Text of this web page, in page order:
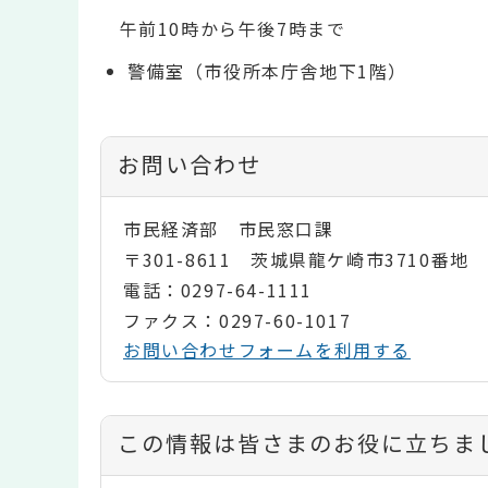
午前10時から午後7時まで
警備室（市役所本庁舎地下1階）
お問い合わせ
市民経済部 市民窓口課
〒301-8611 茨城県龍ケ崎市3710番地
電話：0297-64-1111
ファクス：0297-60-1017
お問い合わせフォームを利用する
コ
ン
この情報は皆さまのお役に立ちま